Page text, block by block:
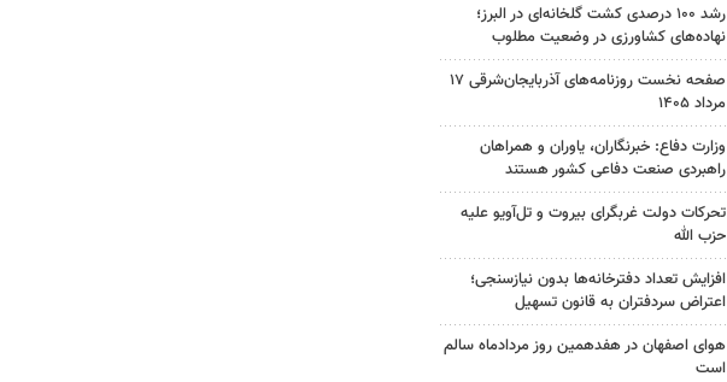
رشد ۱۰۰ درصدی کشت گلخانه‌ای در البرز؛
نهاده‌های کشاورزی در وضعیت مطلوب
صفحه نخست روزنامه‌های آذربایجان‌شرقی ۱۷
مرداد ۱۴۰۵
وزارت دفاع: خبرنگاران، یاوران و همراهان
راهبردی صنعت دفاعی کشور هستند
تحرکات دولت غربگرای بیروت و تل‌آویو علیه
حزب الله
افزایش تعداد دفترخانه‌ها بدون نیازسنجی؛
اعتراض سردفتران به قانون تسهیل
هوای اصفهان در هفدهمین روز مردادماه سالم
است